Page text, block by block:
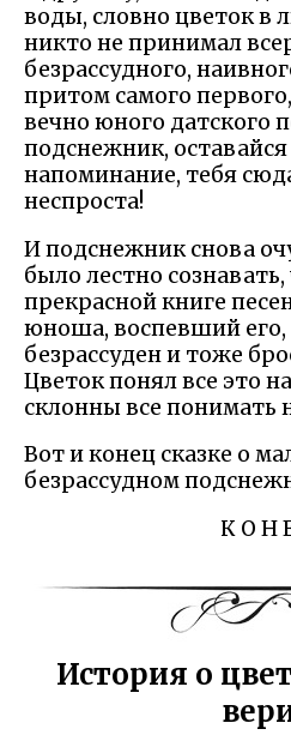
воды, словно цветок в
никто не принимал
безрассудного,
притом самого
вечно юного датского
подснежник, оставайся
напоминание, тебя
неспроста!
И подснежник снова
было лестно
прекрасной книге
юноша, воспевший
безрассуден и тоже
Цветок понял все это
склонны все понимать
Вот и конец сказке о
безрассудном
К О Н
История о